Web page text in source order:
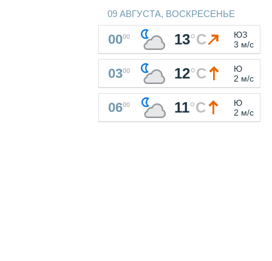
09 АВГУСТА, ВОСКРЕСЕНЬЕ
0000 13°C
ЮЗ
3 м/с
0300 12°C
Ю
2 м/с
0600 11°C
Ю
2 м/с